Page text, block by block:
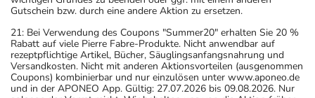
Gutschein bzw. durch eine andere Aktion zu ersetzen.
21: Bei Verwendung des Coupons "Summer20" erhalten Sie 20 %
Rabatt auf viele Pierre Fabre-Produkte. Nicht anwendbar auf
rezeptpflichtige Artikel, Bücher, Säuglingsanfangsnahrung und
Versandkosten. Nicht mit anderen Aktionsvorteilen (ausgenommen
Coupons) kombinierbar und nur einzulösen unter www.aponeo.de
und in der APONEO App. Gültig: 27.07.2026 bis 09.08.2026. Nur